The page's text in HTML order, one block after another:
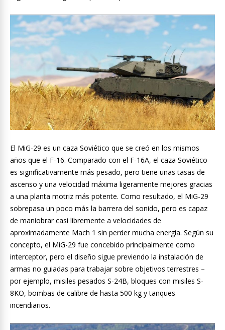
El MiG-29 es un caza Soviético que se creó en los mismos
años que el F-16. Comparado con el F-16A, el caza Soviético
es significativamente más pesado, pero tiene unas tasas de
ascenso y una velocidad máxima ligeramente mejores gracias
a una planta motriz más potente. Como resultado, el MiG-29
sobrepasa un poco más la barrera del sonido, pero es capaz
de maniobrar casi libremente a velocidades de
aproximadamente Mach 1 sin perder mucha energía. Según su
concepto, el MiG-29 fue concebido principalmente como
interceptor, pero el diseño sigue previendo la instalación de
armas no guiadas para trabajar sobre objetivos terrestres –
por ejemplo, misiles pesados S-24B, bloques con misiles S-
8KO, bombas de calibre de hasta 500 kg y tanques
incendiarios.